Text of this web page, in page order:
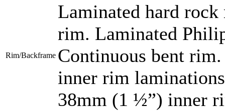
Rim/Backframe
Laminated hard
rim. Laminated
Continuous bent
inner rim
38mm (1 ½”) inner